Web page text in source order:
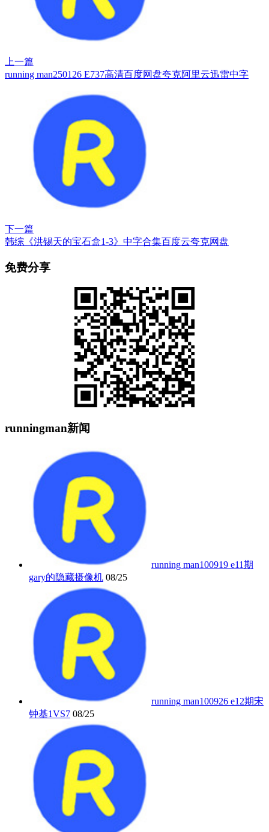
上一篇
running man250126 E737高清百度网盘夸克阿里云迅雷中字
下一篇
韩综《洪锡天的宝石盒1-3》中字合集百度云夸克网盘
免费分享
runningman新闻
running man100919 e11期
gary的隐藏摄像机 08/25
running man100926 e12期宋
钟基1VS7 08/25